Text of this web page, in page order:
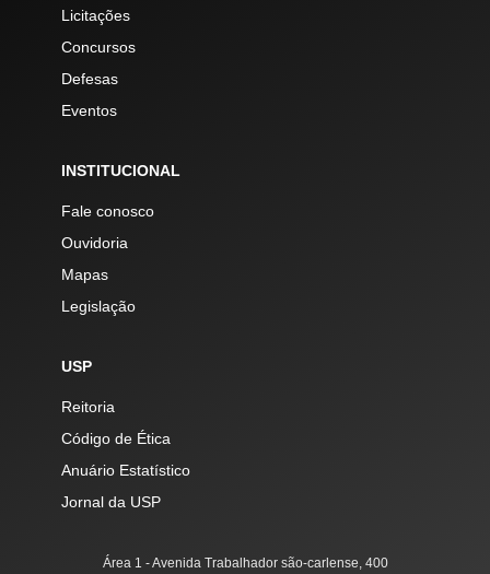
Licitações
Concursos
Defesas
Eventos
INSTITUCIONAL
Fale conosco
Ouvidoria
Mapas
Legislação
USP
Reitoria
Código de Ética
Anuário Estatístico
Jornal da USP
Área 1 - Avenida Trabalhador são-carlense, 400